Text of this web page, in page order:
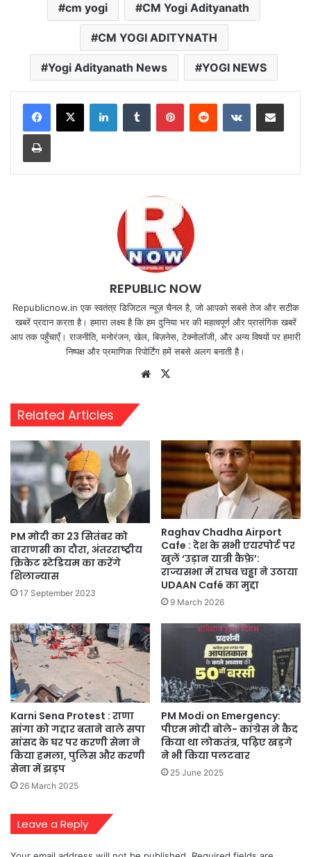
cm yogi CM Yogi Adityanath
CM YOGI ADITYNATH
Yogi Adityanath News YOGI NEWS
LinkedInTumblr PinterestReddit VKontakteShare via Email
Print
REPUBLIC NOW
Republicnow.in एक स्वतंत्र डिजिटल न्यूज़ चैनल है, जो आपको सबसे तेज और सटीक
खबरें प्रदान करता है। हमारा लक्ष्य है कि हम दुनिया भर की महत्वपूर्ण और प्रासंगिक खबरें
आप तक पहुँचाएँ। राजनीति, मनोरंजन, खेल, बिज़नेस, टेक्नोलॉजी, और अन्य विषयों पर हमारी
निष्पक्ष और प्रमाणिक रिपोर्टिंग हमें सबसे अलग बनाती है।
Website
Related Articles
PM मोदी का 23 सितंबर को
वाराणसी का दौरा, अंतरराष्ट्रीय
क्रिकेट स्टेडियम का करेंगे
शिलान्यास
17 September 2023
Raghav Chadha Airport
Cafe : देश के सभी एयरपोर्ट पर
खुलें ‘उड़ान यात्री कैफ़े’:
राज्यसभा में राघव चड्ढा ने उठाया
UDAAN Café का मुद्दा
9 March 2026
Karni Sena Protest : राणा
सांगा को गद्दार बताने वाले सपा
सांसद के घर पर करणी सेना ने
किया हमला, पुलिस और करणी
सेना में झड़प
26 March 2025
PM Modi on Emergency:
पीएम मोदी बोले- कांग्रेस ने कैद
किया था लोकतंत्र, पढ़िए खड़गे
ने भी किया पलटवार
25 June 2025
Leave a Reply